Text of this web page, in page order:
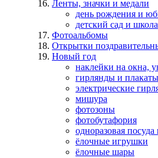
Ленты, значки и медали
день рождения и
детский сад и школа
Фотоальбомы
Открытки
Новый год
наклейки на окна,
гирлянды и плакаты
электрические
мишура
фотозоны
фотобутафория
одноразовая посуда
ёлочные игрушки
ёлочные шары